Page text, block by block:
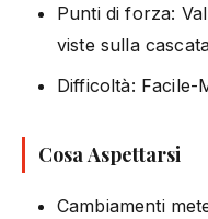
Punti di forza:
viste sulla
Difficoltà: Facile-
Cosa Aspettarsi
Cambiamenti